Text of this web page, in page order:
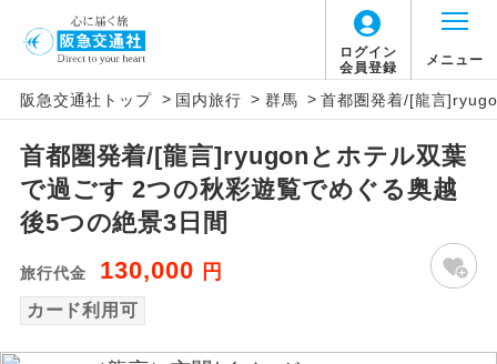
ログイン
会員登録
メニュー
阪急交通社トップ > 国内旅行 > 群馬 > 首都圏発着/[龍言
首都圏発着/[龍言]ryugonとホテル双葉
で過ごす 2つの秋彩遊覧でめぐる奥越
後5つの絶景3日間
旅行代金 130,000 円
カード利用可
アイコン 説明
添乗員同行
往路出発空港（駅）から復路到着空港
（駅）まで同行します。
行
現地到着空港（駅）から最終日出発空港
（駅）まで添乗員が同行します。
バスガイド乗
があります。